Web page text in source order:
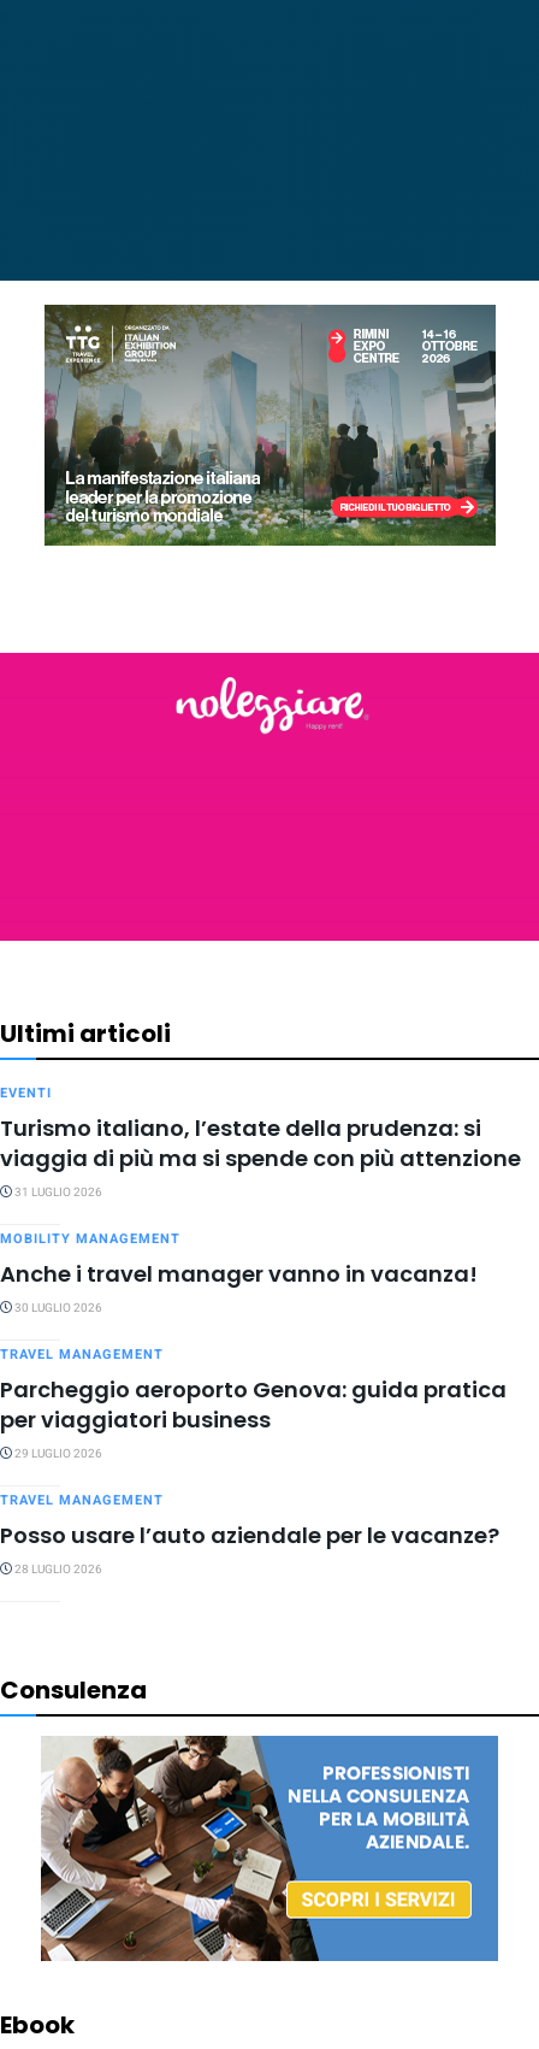
Ultimi articoli
EVENTI
Turismo italiano, l’estate della prudenza: si
viaggia di più ma si spende con più attenzione
31 LUGLIO 2026
MOBILITY MANAGEMENT
Anche i travel manager vanno in vacanza!
30 LUGLIO 2026
TRAVEL MANAGEMENT
Parcheggio aeroporto Genova: guida pratica
per viaggiatori business
29 LUGLIO 2026
TRAVEL MANAGEMENT
Posso usare l’auto aziendale per le vacanze?
28 LUGLIO 2026
Consulenza
Ebook